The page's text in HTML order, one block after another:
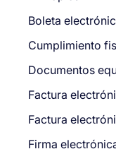
Boleta
Cumplimiento
Documentos
Factura
Factura
Firma